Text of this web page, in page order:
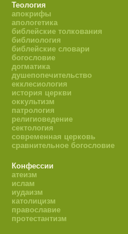
Теология
апокрифы
апологетика
библейские толкования
библиология
библейские словари
богословие
догматика
душепопечительство
екклесиология
история церкви
оккультизм
патрология
религиоведение
сектология
современная церковь
сравнительное богословие
Конфессии
атеизм
ислам
иудаизм
католицизм
православие
протестантизм